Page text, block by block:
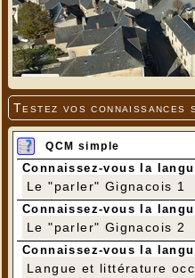
Testez vos connaissances
QCM simple
Connaissez-vous la
Le "parler" Gignacois 1
Connaissez-vous la
Le "parler" Gignacois 2
Connaissez-vous la
Langue et littérature